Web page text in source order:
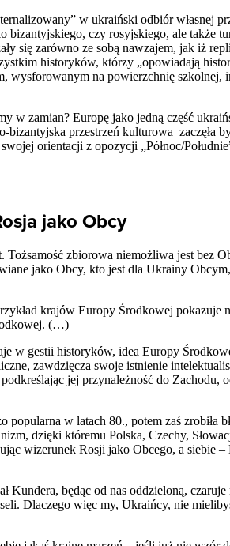
w ukraiński odbiór własnej
czy rosyjskiego, ale także
się zarówno ze sobą nawzajem, jak iż
historyków, którzy „opowiadają
wysforowanym na powierzchnię
w zamian? Europę jako jedną część
bizantyjska przestrzeń kulturowa zaczęła
orientacji z opozycji „Północ/
jako Obcy
zbiorowa niemożliwa jest bez
jako Obcy, kto jest dla Ukrainy
krajów Europy Środkowej pokazuje
(…)
w gestii historyków, idea Europy
zawdzięcza swoje istnienie
jej przynależność do Zachodu,
popularna w latach 80., potem zaś
dzięki któremu Polska, Czechy,
wizerunek Rosji jako Obcego, a siebie
Kundera, będąc od nas oddzieloną,
Dlaczego więc my, Ukraińcy, nie